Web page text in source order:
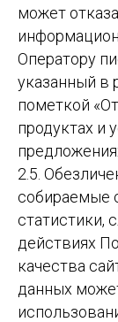
может
Оператору
указанный в
пометкой
продуктах и
2.5.
собираемые
статистики,
действиях
качества
данных